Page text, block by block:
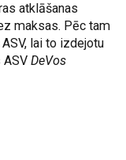
atklāšanas
maksas. Pēc tam
lai to izdejotu
ASVDeVos